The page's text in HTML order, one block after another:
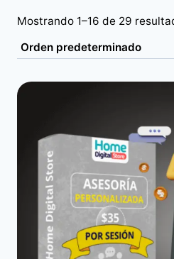
Mostrando 1–16 de 29